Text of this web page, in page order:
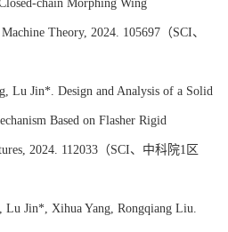
chain Morphing Wing
Theory, 2024. 105697 （SCI、
Lu Jin*. Design and Analysis of a Solid
Based on Flasher Rigid
2024. 112033 （SCI、中科院1 区
Jin*, Xihua Yang, Rongqiang Liu.